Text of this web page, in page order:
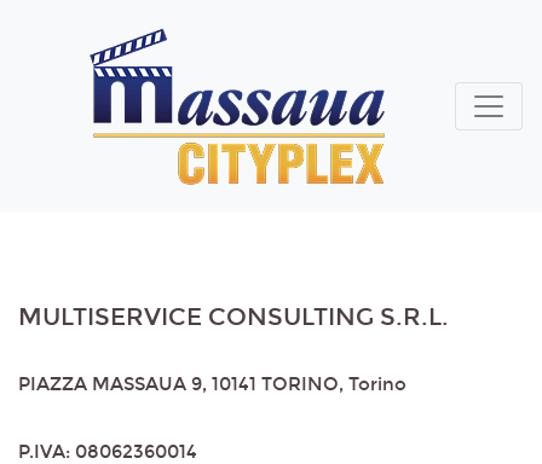
MULTISERVICE CONSULTING S.R.L.
PIAZZA MASSAUA 9, 10141 TORINO, Torino
P.IVA: 08062360014